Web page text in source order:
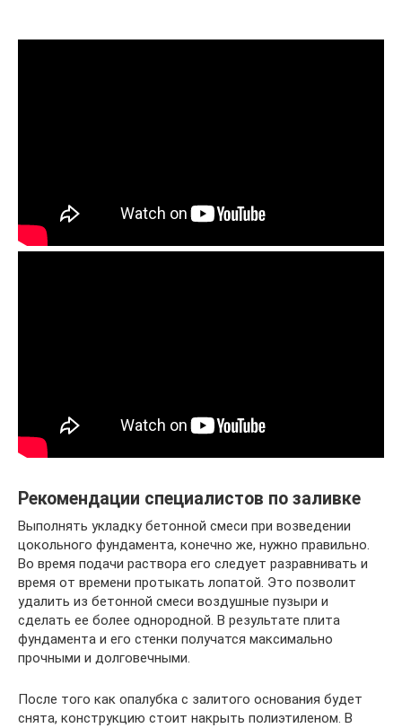
Рекомендации специалистов по заливке
Выполнять укладку бетонной смеси при возведении
цокольного фундамента, конечно же, нужно правильно.
Во время подачи раствора его следует разравнивать и
время от времени протыкать лопатой. Это позволит
удалить из бетонной смеси воздушные пузыри и
сделать ее более однородной. В результате плита
фундамента и его стенки получатся максимально
прочными и долговечными.
После того как опалубка с залитого основания будет
снята, конструкцию стоит накрыть полиэтиленом. В